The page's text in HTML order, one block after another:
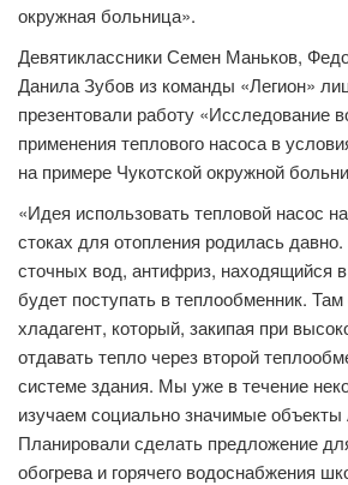
окружная больница».
Девятиклассники Семен Маньков,
Данила Зубов из команды «Легион»
презентовали работу «Исследование
применения теплового насоса в
на примере Чукотской окружной
«Идея использовать тепловой насос
стоках для отопления родилась
сточных вод, антифриз, находящийся
будет поступать в теплообменник. Там
хладагент, который, закипая при
отдавать тепло через второй
системе здания. Мы уже в течение
изучаем социально значимые
Планировали сделать предложение
обогрева и горячего водоснабжения